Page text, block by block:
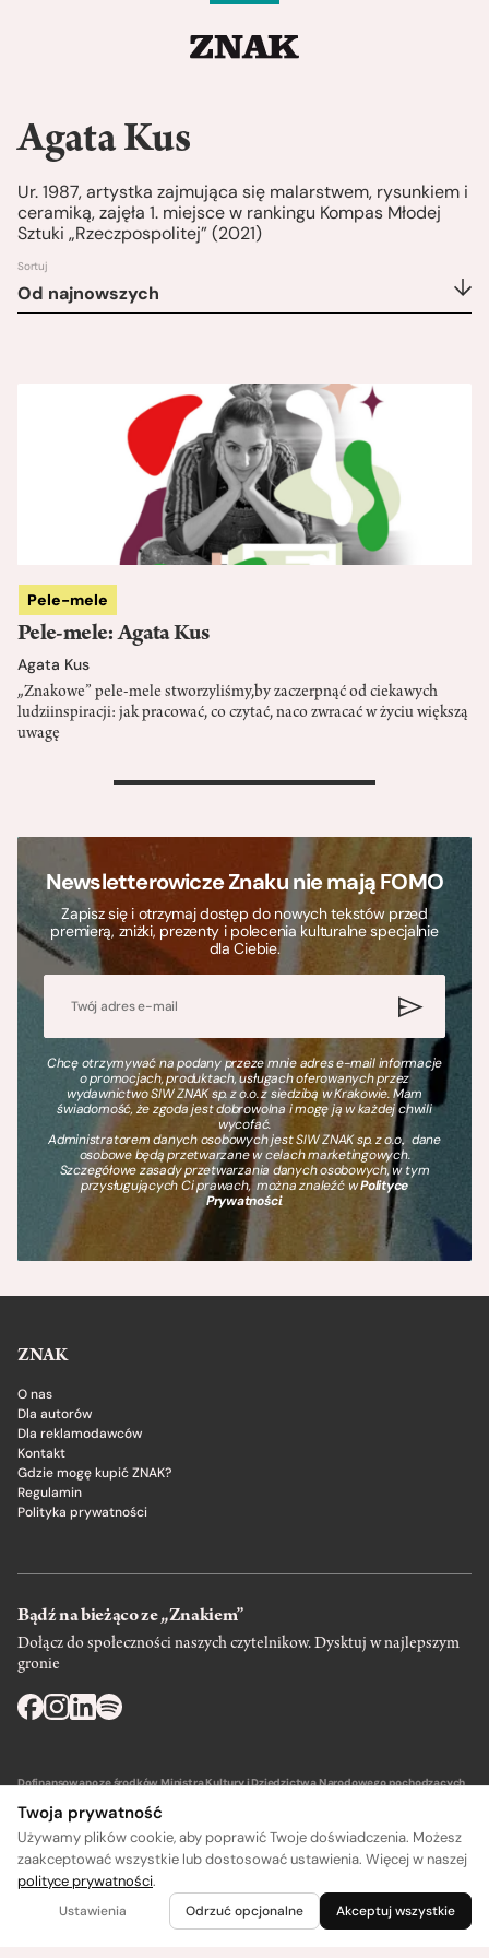
Agata Kus
Ur. 1987, artystka zajmująca się malarstwem, rysunkiem i
ceramiką, zajęła 1. miejsce w rankingu Kompas Młodej
Sztuki „Rzeczpospolitej” (2021)
Sortuj
Od najnowszych
Pele-mele
Pele-mele: Agata Kus
Agata Kus
„Znakowe” pele-mele stworzyliśmy,by zaczerpnąć od ciekawych
ludziinspiracji: jak pracować, co czytać, naco zwracać w życiu większą
uwagę
>
Newsletterowicze Znaku nie mają FOMO
Zapisz się i otrzymaj dostęp do nowych tekstów przed
premierą, zniżki, prezenty i polecenia kulturalne specjalnie
dla Ciebie.
Chcę otrzymywać na podany przeze mnie adres e-mail informacje
o promocjach, produktach, usługach oferowanych przez
wydawnictwo SIW ZNAK sp. z o.o. z siedzibą w Krakowie. Mam
świadomość, że zgoda jest dobrowolna i mogę ją w każdej chwili
wycofać.
Administratorem danych osobowych jest SIW ZNAK sp. z o.o., dane
osobowe będą przetwarzane w celach marketingowych.
Szczegółowe zasady przetwarzania danych osobowych, w tym
przysługujących Ci prawach, można znaleźć wPolityce
Prywatności.
ZNAK
O nas
Dla autorów
Dla reklamodawców
Kontakt
Gdzie mogę kupić ZNAK?
Regulamin
Polityka prywatności
Bądź na bieżąco ze „Znakiem”
Dołącz do społeczności naszych czytelnikow. Dysktuj w najlepszym
gronie
Dofinansowano ze środków Ministra Kultury i Dziedzictwa Narodowego pochodzących
Wydawca: SIW Znak w Krakowie
Twoja prywatność
Używamy plików cookie, aby poprawić Twoje doświadczenia. Możesz
zaakceptować wszystkie lub dostosować ustawienia. Więcej w naszej
polityce prywatności.
Ustawienia Odrzuć opcjonalne Akceptuj wszystkie